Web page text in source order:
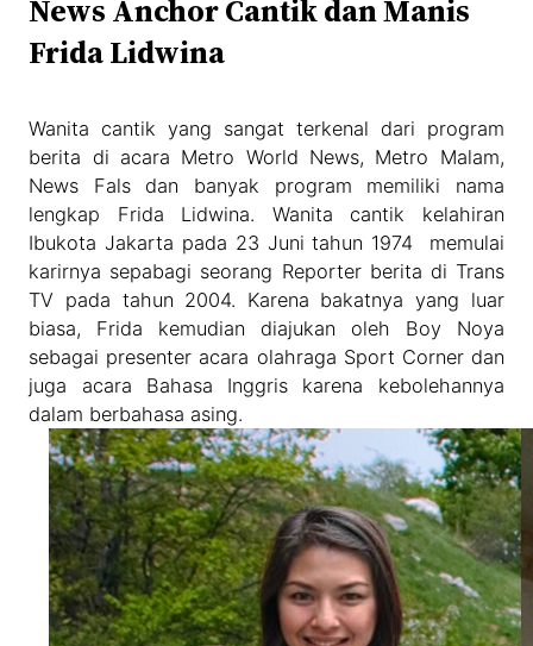
News Anchor Cantik dan Manis
Frida Lidwina
Wanita cantik yang sangat terkenal dari program
berita di acara Metro World News, Metro Malam,
News Fals dan banyak program memiliki nama
lengkap Frida Lidwina. Wanita cantik kelahiran
Ibukota Jakarta pada 23 Juni tahun 1974 memulai
karirnya sepabagi seorang Reporter berita di Trans
TV pada tahun 2004. Karena bakatnya yang luar
biasa, Frida kemudian diajukan oleh Boy Noya
sebagai presenter acara olahraga Sport Corner dan
juga acara Bahasa Inggris karena kebolehannya
dalam berbahasa asing.